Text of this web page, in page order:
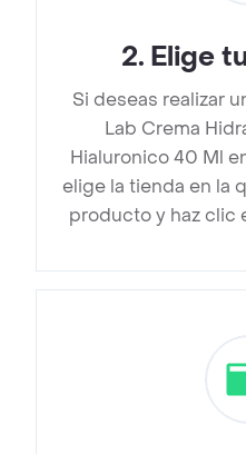
2. Elige
Si deseas realizar
Lab Crema
Hialuronico 40 Ml
elige la tienda en la
producto y haz clic